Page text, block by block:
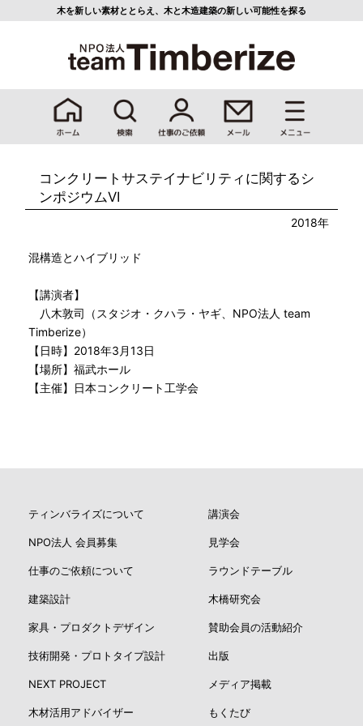
木を新しい素材ととらえ、 木と木造建築の新しい可能性を探る
コンクリートサステイナビリティに関するシ
ンポジウムVI
2018年
混構造とハイブリッド
【講演者】
八木敦司（スタジオ・クハラ・ヤギ、NPO法人 team
Timberize）
【日時】2018年3月13日
【場所】福武ホール
【主催】日本コンクリート工学会
ティンバライズについて
NPO法人 会員募集
仕事のご依頼について
建築設計
家具・プロダクトデザイン
技術開発・プロトタイプ設計
NEXT PROJECT
木材活用アドバイザー
講演会
見学会
ラウンドテーブル
木橋研究会
賛助会員の活動紹介
出版
メディア掲載
もくたび